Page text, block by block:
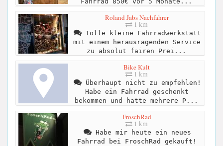
Roland Jabs Nachfahrer
1 km
Tolle kleine Fahrradwerkstatt
mit einem herausragenden Service
zu absolut fairen Prei...
Bike Kult
1 km
Überhaupt nicht zu empfehlen!
Habe ein Fahrrad geschenkt
bekommen und hatte mehrere P...
FroschRad
1 km
Habe mir heute ein neues
Fahrrad bei FroschRad gekauft!